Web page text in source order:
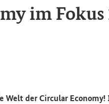
im Fokus
Welt derCircular Economy!